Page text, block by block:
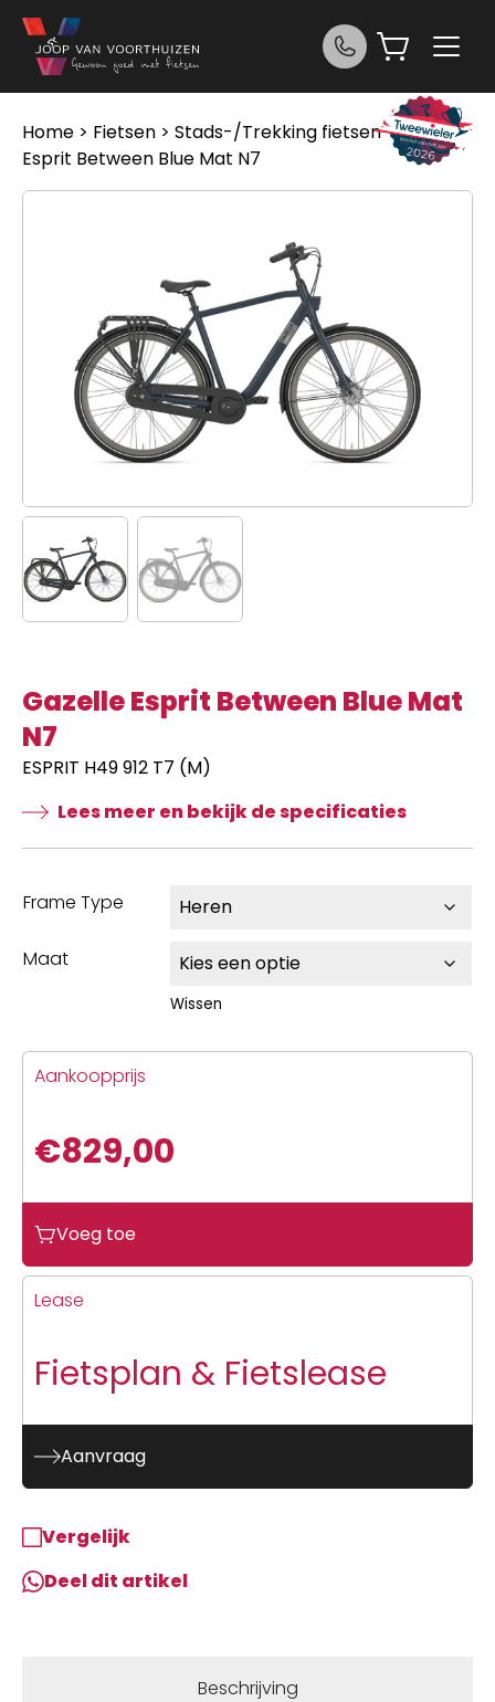
Ga naar de inhoud
Home > Fietsen > Stads-/Trekking fietsen> Gazelle
Esprit Between Blue Mat N7
Gazelle Esprit Between Blue Mat
N7
ESPRIT H49 912 T7 (M)
Lees meer en bekijk de specificaties
Frame Type
Maat
Wissen
Aankoopprijs
€829,00
Esprit
Between
Blue
aantal
Voeg toe
Lease
Fietsplan & Fietslease
Aanvraag
Vergelijk
Deel dit artikel
Beschrijving